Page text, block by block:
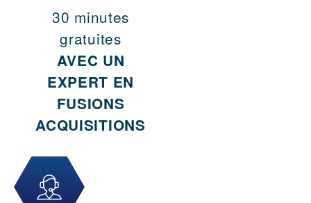
30 minutes
gratuites
AVEC UN
EXPERT EN
FUSIONS
ACQUISITIONS